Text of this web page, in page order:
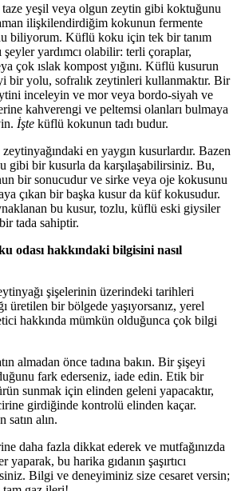
taze yeşil veya olgun zeytin gibi koktuğunu
ilişkilendirdiğim kokunun fermente
biliyorum. Küflü koku için tek bir tanım
şeyler yardımcı olabilir: terli çoraplar,
çok ıslak kompost yığını. Küflü kusurun
bir yolu, sofralık zeytinleri kullanmaktır. Bir
inceleyin ve mor veya bordo-siyah ve
kahverengi ve peltemsi olanları bulmaya
İşte küflü kokunun tadı budur.
en yaygın kusurlardır. Bazen
gibi bir kusurla da karşılaşabilirsiniz. Bu,
bir sonucudur ve sirke veya oje kokusunu
çıkan bir başka kusur da küf kokusudur.
bu kusur, tozlu, küflü eski giysiler
tada sahiptir.
odası hakkındaki bilgisini nasıl
şişelerinin üzerindeki tarihleri
üretilen bir bölgede yaşıyorsanız, yerel
hakkında mümkün olduğunca çok bilgi
almadan önce tadına bakın. Bir şişeyi
fark ederseniz, iade edin. Etik bir
sunmak için elinden geleni yapacaktır,
girdiğinde kontrolü elinden kaçar.
alın.
daha fazla dikkat ederek ve mutfağınızda
yaparak, bu harika gıdanın şaşırtıcı
Bilgi ve deneyiminiz size cesaret versin;